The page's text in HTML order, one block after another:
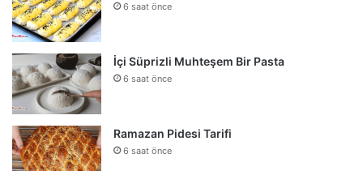
6 saat önce
İçi Süprizli Muhteşem Bir Pasta
6 saat önce
Ramazan Pidesi Tarifi
6 saat önce